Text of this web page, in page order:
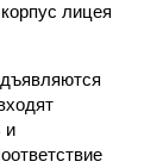
лицея
и